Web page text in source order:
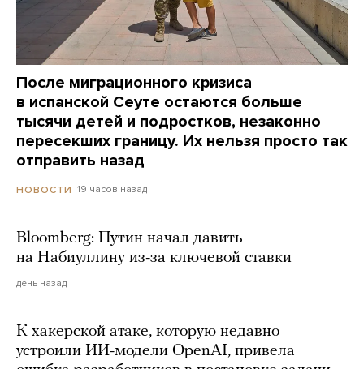
После миграционного кризиса
в испанской Сеуте остаются больше
тысячи детей и подростков, незаконно
пересекших границу. Их нельзя просто так
отправить назад
НОВОСТИ 19 часов назад
Bloomberg: Путин начал давить
на Набиуллину из-за ключевой ставки
день назад
К хакерской атаке, которую недавно
устроили ИИ-модели OpenAI, привела